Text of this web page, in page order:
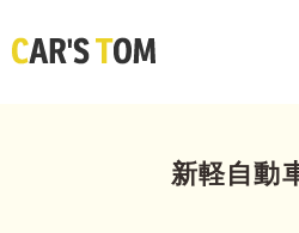
新軽自動